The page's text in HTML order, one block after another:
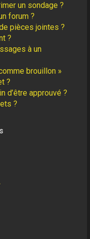
un sondage ?
forum ?
pièces jointes ?
?
à un
brouillon »
?
d’être approuvé ?
?